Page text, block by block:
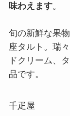
味わえます。
旬の新鮮な果
座タルト。瑞
ドクリーム、
品です。
千疋屋